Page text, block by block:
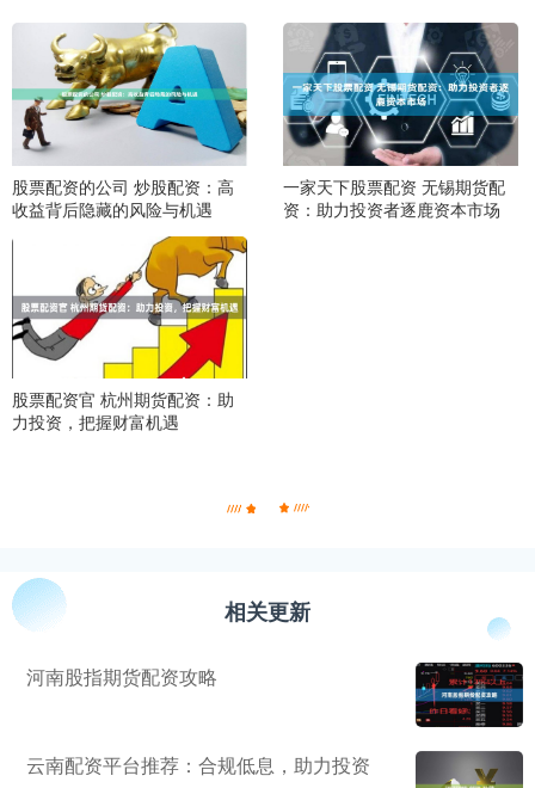
股票配资的公司 炒股配资：高
收益背后隐藏的风险与机遇
一家天下股票配资 无锡期货配
资：助力投资者逐鹿资本市场
股票配资官 杭州期货配资：助
力投资，把握财富机遇
相关更新
河南股指期货配资攻略
云南配资平台推荐：合规低息，助力投资